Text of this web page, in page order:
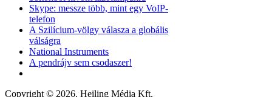
Skype: messze több, mint egy VoIP-
telefon
A Szilícium-völgy válasza a globális
válságra
National Instruments
A pendrájv sem csodaszer!
Copyright © 2026. Heiling Média Kft.